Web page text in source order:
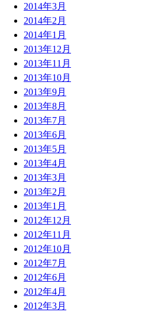
2014年3月
2014年2月
2014年1月
2013年12月
2013年11月
2013年10月
2013年9月
2013年8月
2013年7月
2013年6月
2013年5月
2013年4月
2013年3月
2013年2月
2013年1月
2012年12月
2012年11月
2012年10月
2012年7月
2012年6月
2012年4月
2012年3月